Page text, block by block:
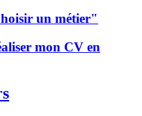
un métier"
mon CV en